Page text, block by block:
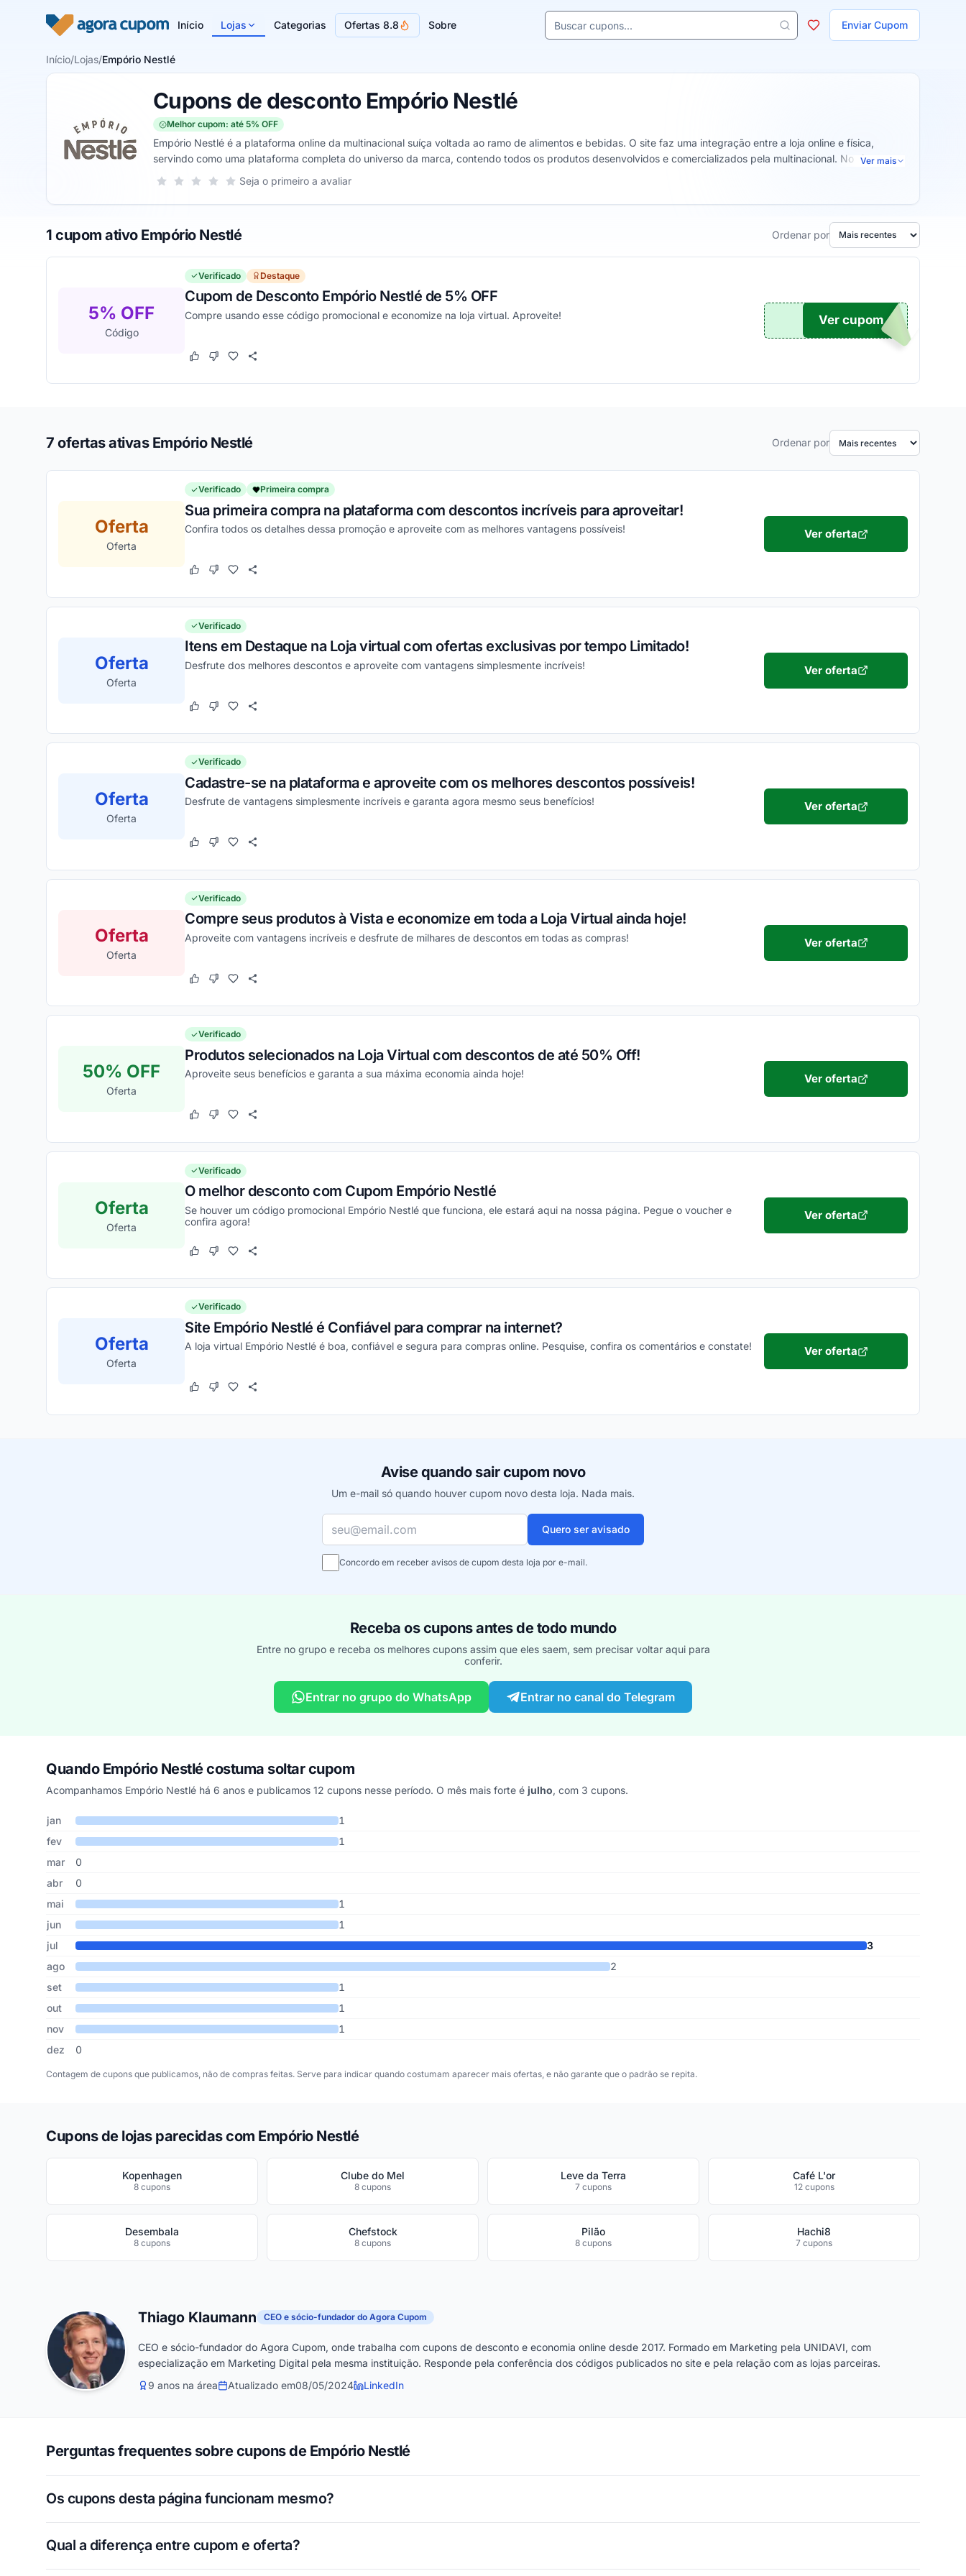
Início Lojas Categorias Ofertas 8.8 Sobre Enviar Cupom
Buscar cupons e lojas
Início/Lojas/Empório Nestlé
Cupons de desconto Empório Nestlé
Melhor cupom: até 5% OFF
Empório Nestlé é a plataforma online da multinacional suíça voltada ao ramo de alimentos e bebidas. O site faz uma integração entre a loja online e física,
servindo como uma plataforma completa do universo da marca, contendo todos os produtos desenvolvidos e comercializados pela multinacional. No site, você
consegue navegar e conferir todos os produtos da empresa, além de poder comprar direto da sua casa.
Ver mais
Sua nota para Empório Nestlé, de 1 a 5 estrelas
5 estrelas
4 estrelas
3 estrelas
2 estrelas
1 estrela Seja o primeiro a avaliar
1 cupom ativo Empório Nestlé Ordenar por
5% OFF
Código
Verificado Destaque
Cupom de Desconto Empório Nestlé de 5% OFF
Compre usando esse código promocional e economize na loja virtual. Aproveite!
Este cupom funcionou
Este cupom não funcionou
RO5
Ver cupom
7 ofertas ativas Empório Nestlé Ordenar por
Oferta
Oferta
Verificado Primeira compra
Sua primeira compra na plataforma com descontos incríveis para aproveitar!
Confira todos os detalhes dessa promoção e aproveite com as melhores vantagens possíveis!
Este cupom funcionou
Este cupom não funcionou
Ver oferta
Oferta
Oferta
Verificado
Itens em Destaque na Loja virtual com ofertas exclusivas por tempo Limitado!
Desfrute dos melhores descontos e aproveite com vantagens simplesmente incríveis!
Este cupom funcionou
Este cupom não funcionou
Ver oferta
Oferta
Oferta
Verificado
Cadastre-se na plataforma e aproveite com os melhores descontos possíveis!
Desfrute de vantagens simplesmente incríveis e garanta agora mesmo seus benefícios!
Este cupom funcionou
Este cupom não funcionou
Ver oferta
Oferta
Oferta
Verificado
Compre seus produtos à Vista e economize em toda a Loja Virtual ainda hoje!
Aproveite com vantagens incríveis e desfrute de milhares de descontos em todas as compras!
Este cupom funcionou
Este cupom não funcionou
Ver oferta
50% OFF
Oferta
Verificado
Produtos selecionados na Loja Virtual com descontos de até 50% Off!
Aproveite seus benefícios e garanta a sua máxima economia ainda hoje!
Este cupom funcionou
Este cupom não funcionou
Ver oferta
Oferta
Oferta
Verificado
O melhor desconto com Cupom Empório Nestlé
Se houver um código promocional Empório Nestlé que funciona, ele estará aqui na nossa página. Pegue o voucher e
confira agora!
Este cupom funcionou
Este cupom não funcionou
Ver oferta
Oferta
Oferta
Verificado
Site Empório Nestlé é Confiável para comprar na internet?
A loja virtual Empório Nestlé é boa, confiável e segura para compras online. Pesquise, confira os comentários e constate!
Este cupom funcionou
Este cupom não funcionou
Ver oferta
Avise quando sair cupom novo
Um e-mail só quando houver cupom novo desta loja. Nada mais.
Seu e-mail
Quero ser avisado
Concordo em receber avisos de cupom desta loja por e-mail.
Receba os cupons antes de todo mundo
Entre no grupo e receba os melhores cupons assim que eles saem, sem precisar voltar aqui para
conferir.
Entrar no grupo do WhatsApp Entrar no canal do Telegram
Quando Empório Nestlé costuma soltar cupom
Acompanhamos Empório Nestlé há 6 anos e publicamos 12 cupons nesse período. O mês mais forte é julho, com 3 cupons.
Cupons de Empório Nestlé publicados por mês, somando os últimos 6 anos
Mês Cupons publicadosDesconto médio
jan
1
fev
1
mar
0
abr
0
mai
1
jun
1
jul
3
ago
2
set
1
out
1
nov
1
dez
0
Contagem de cupons que publicamos, não de compras feitas. Serve para indicar quando costumam aparecer mais ofertas, e não garante que o padrão se repita.
Cupons de lojas parecidas com Empório Nestlé
Kopenhagen
8 cupons
Clube do Mel
8 cupons
Leve da Terra
7 cupons
Café L'or
12 cupons
Desembala
8 cupons
Chefstock
8 cupons
Pilão
8 cupons
Hachi8
7 cupons
Thiago Klaumann CEO e sócio-fundador do Agora Cupom
CEO e sócio-fundador do Agora Cupom, onde trabalha com cupons de desconto e economia online desde 2017. Formado em Marketing pela UNIDAVI, com
especialização em Marketing Digital pela mesma instituição. Responde pela conferência dos códigos publicados no site e pela relação com as lojas parceiras.
9 anos na área
Atualizado em08/05/2024 LinkedIn
Perguntas frequentes sobre cupons de Empório Nestlé
Os cupons desta página funcionam mesmo?
Qual a diferença entre cupom e oferta?